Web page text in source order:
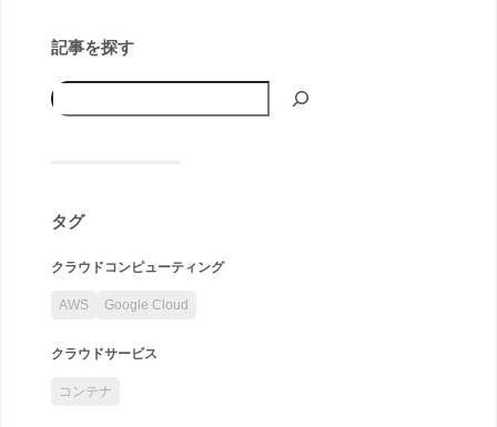
記事を探す
タグ
クラウドコンピューティング
AWS Google Cloud
クラウドサービス
コンテナ